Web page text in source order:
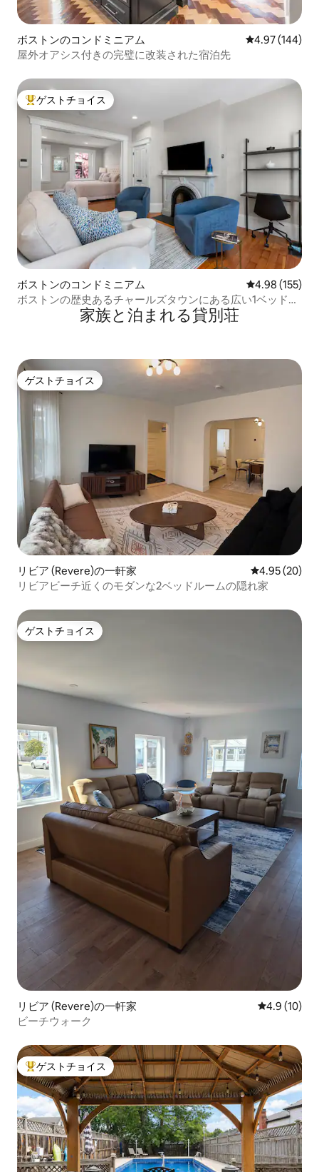
ボストンのコンドミニアム レビュー144
4.97 (144)
屋外オアシス付きの完璧に改装された宿泊先
大好評のゲストチョイスです。
ゲストチョイス
ボストンのコンドミニアム レビュー155
4.98 (155)
ボストンの歴史あるチャールズタウンにある広い1ベッドル
家族と泊まれる貸別荘
ゲストチョイス
ゲストチョイス
リビア (Revere)の一軒家 レビュー20
4.95 (20)
リビアビーチ近くのモダンな2ベッドルームの隠れ家
ゲストチョイス
ゲストチョイス
リビア (Revere)の一軒家 レビュー10
4.9 (10)
ビーチウォーク
大好評のゲストチョイスです。
ゲストチョイス